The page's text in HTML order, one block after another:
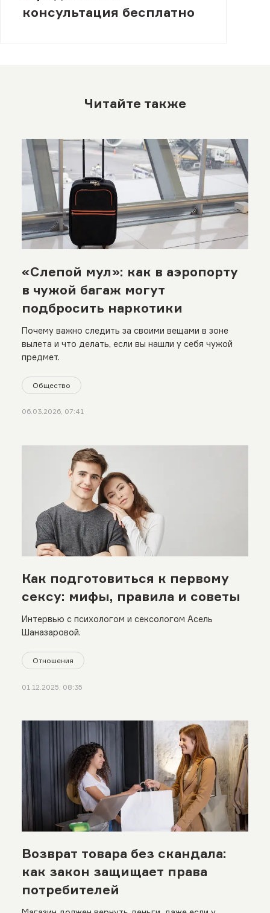
консультация бесплатно
Читайте также
«Слепой мул»: как в аэропорту
в чужой багаж могут
подбросить наркотики
Почему важно следить за своими вещами в зоне
вылета и что делать, если вы нашли у себя чужой
предмет.
Общество
06.03.2026, 07:41
Как подготовиться к первому
сексу: мифы, правила и советы
Интервью с психологом и сексологом Асель
Шаназаровой.
Отношения
01.12.2025, 08:35
Возврат товара без скандала:
как закон защищает права
потребителей